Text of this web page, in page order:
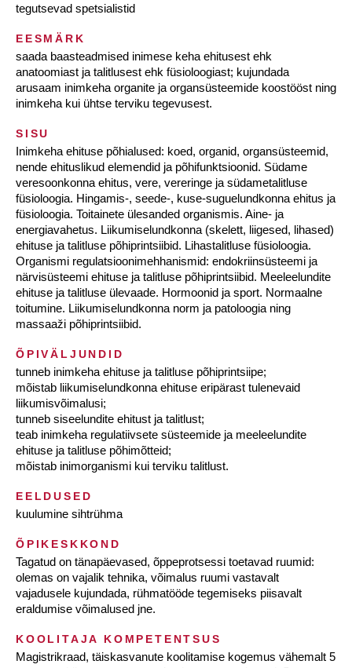
tegutsevad spetsialistid
EESMÄRK
saada baasteadmised inimese keha ehitusest ehk
anatoomiast ja talitlusest ehk füsioloogiast; kujundada
arusaam inimkeha organite ja organsüsteemide koostööst ning
inimkeha kui ühtse terviku tegevusest.
SISU
Inimkeha ehituse põhialused: koed, organid, organsüsteemid,
nende ehituslikud elemendid ja põhifunktsioonid. Südame
veresoonkonna ehitus, vere, vereringe ja südametalitluse
füsioloogia. Hingamis-, seede-, kuse-suguelundkonna ehitus ja
füsioloogia. Toitainete ülesanded organismis. Aine- ja
energiavahetus. Liikumiselundkonna (skelett, liigesed, lihased)
ehituse ja talitluse põhiprintsiibid. Lihastalitluse füsioloogia.
Organismi regulatsioonimehhanismid: endokriinsüsteemi ja
närvisüsteemi ehituse ja talitluse põhiprintsiibid. Meeleelundite
ehituse ja talitluse ülevaade. Hormoonid ja sport. Normaalne
toitumine. Liikumiselundkonna norm ja patoloogia ning
massaaži põhiprintsiibid.
ÕPIVÄLJUNDID
tunneb inimkeha ehituse ja talitluse põhiprintsiipe;
mõistab liikumiselundkonna ehituse eripärast tulenevaid
liikumisvõimalusi;
tunneb siseelundite ehitust ja talitlust;
teab inimkeha regulatiivsete süsteemide ja meeleelundite
ehituse ja talitluse põhimõtteid;
mõistab inimorganismi kui terviku talitlust.
EELDUSED
kuulumine sihtrühma
ÕPIKESKKOND
Tagatud on tänapäevased, õppeprotsessi toetavad ruumid:
olemas on vajalik tehnika, võimalus ruumi vastavalt
vajadusele kujundada, rühmatööde tegemiseks piisavalt
eraldumise võimalused jne.
KOOLITAJA KOMPETENTSUS
Magistrikraad, täiskasvanute koolitamise kogemus vähemalt 5